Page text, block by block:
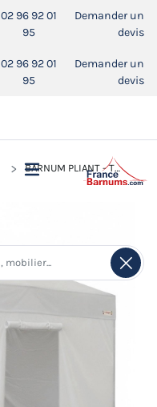
02 96 92 01
95
Demander un
devis
02 96 92 01
95
Demander un
devis
BARNUM PLIANT - TONNELLE ACIER SEMI PRO 3MX3M BLANC AVEC PACK 4 CÔTÉS